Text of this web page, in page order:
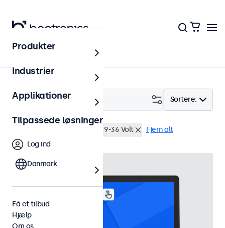
Touchskærme
Sortere:
Filter (4)
9-36 Volt Fjern alt
Produkter
Industrier
Applikationer
Tilpassede løsninger
Log ind
Danmark
Få et tilbud
Hjælp
Om os